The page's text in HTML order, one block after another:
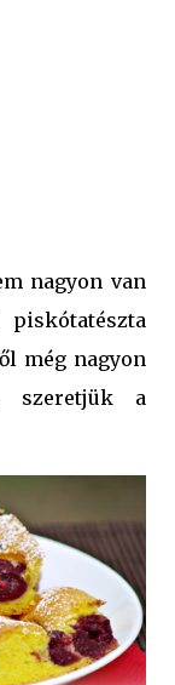
nagyon van
még nagyon
szeretjük a